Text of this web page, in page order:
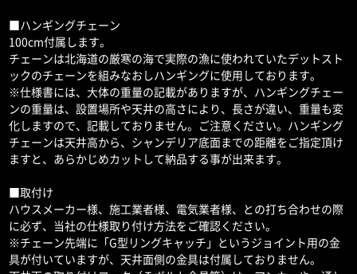
■ハンギングチェーン
100cm付属します。
チェーンは北海道の厳寒の海で実際の漁に使われていたデットスト
ックのチェーンを組みなおしハンギングに使用しております。
※仕様書には、大体の重量の記載がありますが、ハンギングチェー
ンの重量は、設置場所や天井の高さにより、長さが違い、重量も変
化しますので、記載しておりません。ご注意ください。ハンギング
チェーンは天井高から、シャンデリア底面までの距離をご指定頂け
ますと、あらかじめカットして納品する事が出来ます。
■取付け
ハウスメーカー様、施工業者様、電気業者様、との打ち合わせの際
に必ず、当社の仕様取り付け方法をご確認ください。
※チェーン先端に「G型リングキャッチ」というジョイント用の金
具が付いていますが、天井面側の金具は付属しておりません。